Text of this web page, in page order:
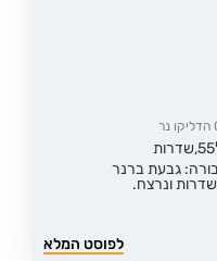
הדליקו נר
55, שדרות
גבעת ברנר
ונרצח.
לפוסט המלא